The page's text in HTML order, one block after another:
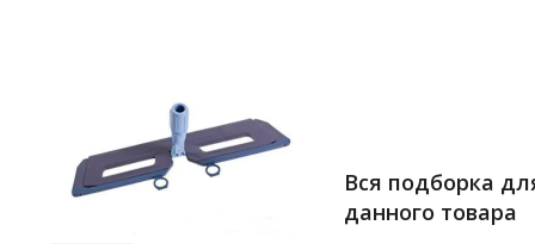
Вся подборка
данного товара